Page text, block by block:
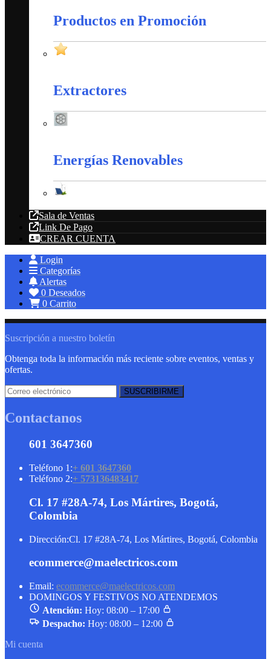
Productos en Promoción
Extractores
Energías Renovables
Sala de Ventas
Link De Pago
CREAR CUENTA
Login
Categorías
Alertas
0 Deseados
0 Carrito
Suscripción a nuestro boletín
Obtenga toda la información más reciente sobre eventos, ventas y
ofertas.
Contactanos
601 3647360
Teléfono 1:+ 601 3647360
Teléfono 2:+ 573136483417
Cl. 17 #28A-74, Los Mártires, Bogotá,
Colombia
Dirección:Cl. 17 #28A-74, Los Mártires, Bogotá, Colombia
ecommerce@maelectricos.com
Email: ecommerce@maelectricos.com
DOMINGOS Y FESTIVOS NO ATENDEMOS
Atención: Hoy: 08:00 – 17:00
Despacho: Hoy: 08:00 – 12:00
Mi cuenta